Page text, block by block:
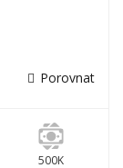
Porovnat
500K